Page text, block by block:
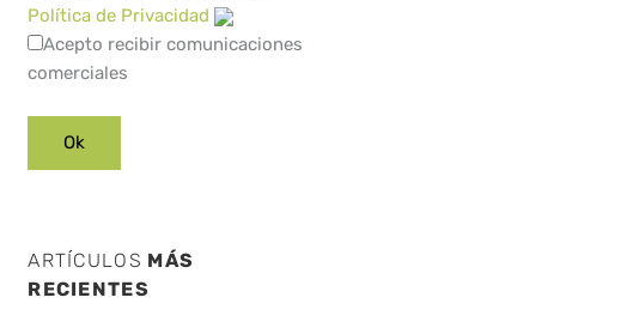
Política de Privacidad
Acepto recibir comunicaciones
comerciales
ARTÍCULOS MÁS
RECIENTES